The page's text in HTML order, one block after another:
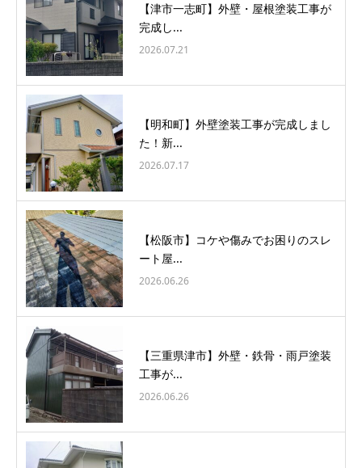
【津市一志町】外壁・屋根塗装工事が
完成し...
2026.07.21
【明和町】外壁塗装工事が完成しまし
た！新...
2026.07.17
【松阪市】コケや傷みでお困りのスレ
ート屋...
2026.06.26
【三重県津市】外壁・鉄骨・雨戸塗装
工事が...
2026.06.26